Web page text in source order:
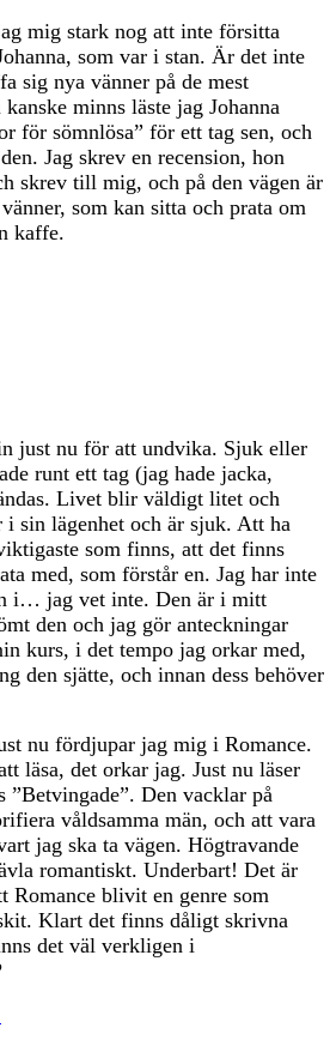
mig stark nog att inte försitta
som var i stan. Är det inte
sig nya vänner på de mest
minns läste jag Johanna
för sömnlösa” för ett tag sen, och
Jag skrev en recension, hon
skrev till mig, och på den vägen är
som kan sitta och prata om
kaffe.
just nu för att undvika. Sjuk eller
runt ett tag (jag hade jacka,
Livet blir väldigt litet och
i sin lägenhet och är sjuk. Att ha
som finns, att det finns
med, som förstår en. Jag har inte
i… jag vet inte. Den är i mitt
den och jag gör anteckningar
kurs, i det tempo jag orkar med,
den sjätte, och innan dess behöver
nu fördjupar jag mig i Romance.
läsa, det orkar jag. Just nu läser
”Betvingade”. Den vacklar på
våldsamma män, och att vara
jag ska ta vägen. Högtravande
romantiskt. Underbart! Det är
Romance blivit en genre som
Klart det finns dåligt skrivna
det väl verkligen i